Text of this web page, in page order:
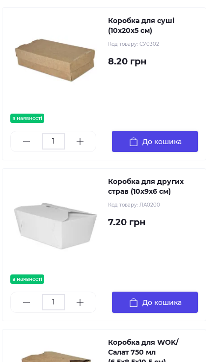
в наявності
Коробка для суші
(10х20х5 см)
Код товару: СУ0302
8.20 грн
До кошика
в наявності
Коробка для других
страв (10х9х6 см)
Код товару: ЛА0200
7.20 грн
До кошика
Коробка для WOK/
Салат 750 мл